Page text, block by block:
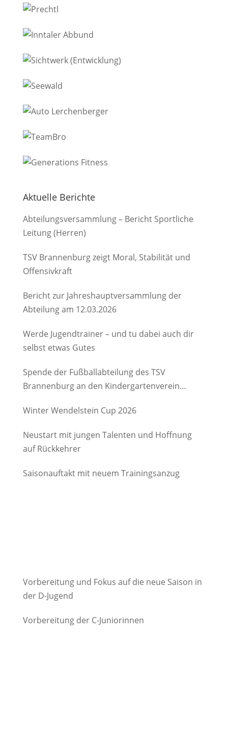
Aktuelle Berichte
Abteilungsversammlung – Bericht Sportliche
Leitung (Herren)
TSV Brannenburg zeigt Moral, Stabilität und
Offensivkraft
Bericht zur Jahreshauptversammlung der
Abteilung am 12.03.2026
Werde Jugendtrainer – und tu dabei auch dir
selbst etwas Gutes
Spende der Fußballabteilung des TSV
Brannenburg an den Kindergartenverein
Winter Wendelstein Cup 2026
Neustart mit jungen Talenten und Hoffnung
auf Rückkehrer
Saisonauftakt mit neuem Trainingsanzug
Vorbereitung und Fokus auf die neue Saison in
der D-Jugend
Vorbereitung der C-Juniorinnen